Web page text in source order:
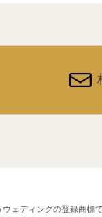
ェディングの登録商標で